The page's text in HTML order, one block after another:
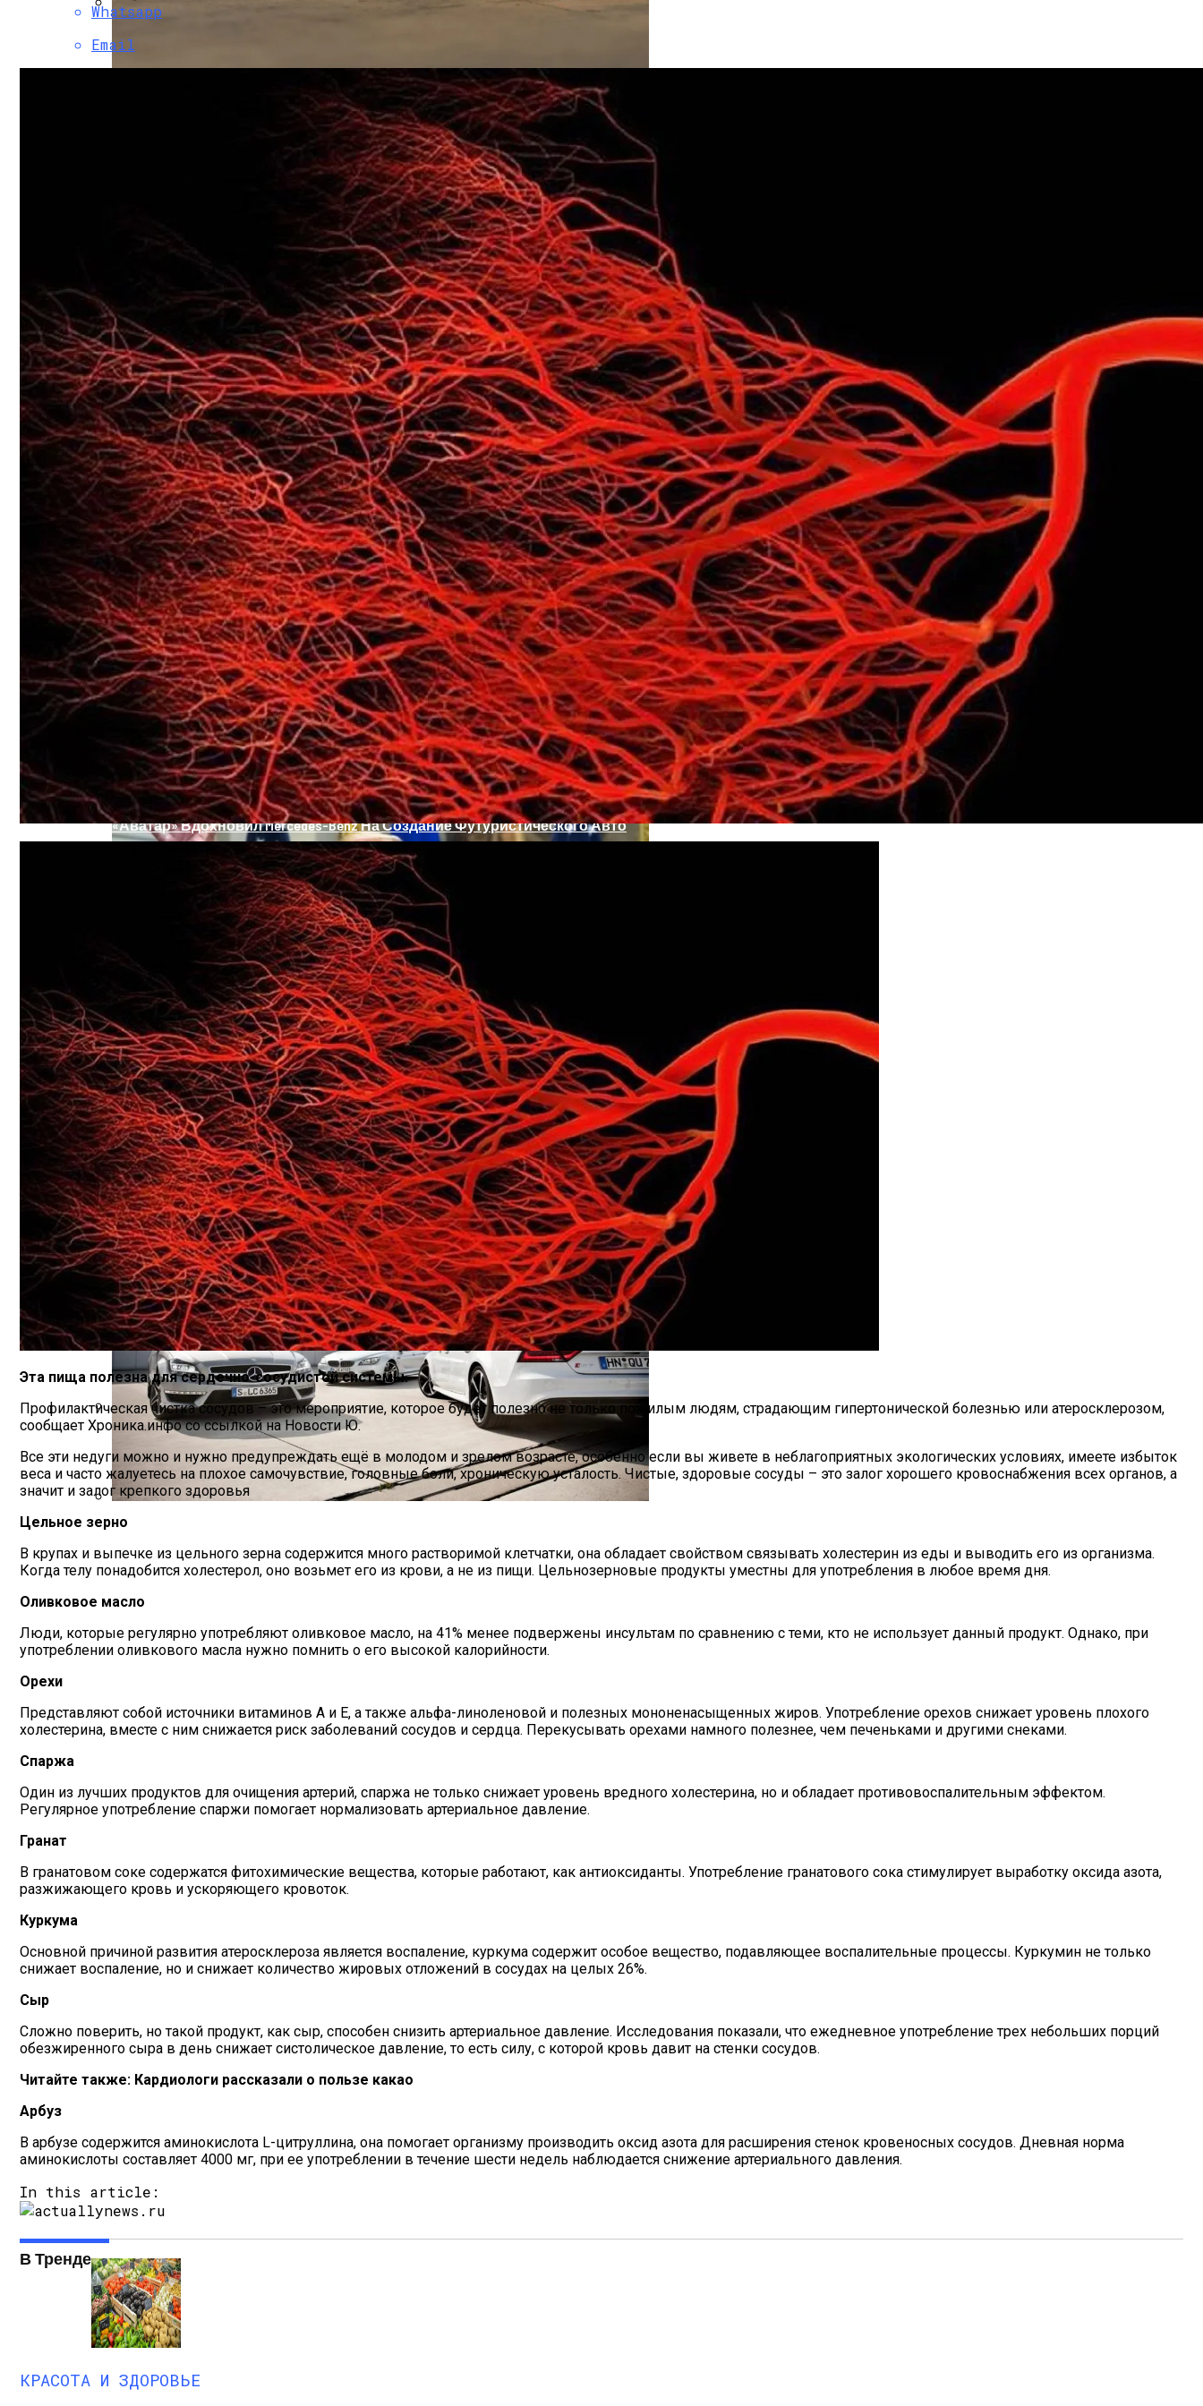
Врачи Рассказали О Невероятной Пользе Перца Чили
Почему Нужно Носить Солнцезащитные Очки Зимой: Ответ Врачей
Названы Продукты, Которые Помогут Очистить Организм После Праздников
Назван Продукты, Укрепляющие Кости
Женщине, Подкупавшей Избирателей, Грозит Тюрьма
Симоненко Пытается Снять Запрет На Деятельность КПУ
Названы Даты Встречи Зеленского И Трампа
Зеленский Летит На Встречу С Эрдоганом И Варфоломеем
В Украину Может Хлынуть Поток Дешевых Авто Из США: В Чем Подвох
Названы Автомобили, Владельцы Которых Чаще Всего Превышают Скорость
«Аватар» Вдохновил Mercedes-Benz На Создание Футуристического Авто
Топ-10 Самых Быстрых Серийных Автомобилей
Названы Подержанные Автомобили Из Европы, Которые Чаще Всего Покупают Украинцы
Whatsapp
Email
Эта пища полезна для сердечно-сосудистой системы.
Профилактическая чистка сосудов – это мероприятие, которое будет полезно не только пожилым людям, страдающим гипертонической болезнью или атеросклерозом,
сообщает Хроника.инфо со ссылкой на Новости Ю.
Все эти недуги можно и нужно предупреждать ещё в молодом и зрелом возрасте, особенно если вы живете в неблагоприятных экологических условиях, имеете избыток
веса и часто жалуетесь на плохое самочувствие, головные боли, хроническую усталость. Чистые, здоровые сосуды – это залог хорошего кровоснабжения всех органов, а
значит и залог крепкого здоровья
Цельное зерно
В крупах и выпечке из цельного зерна содержится много растворимой клетчатки, она обладает свойством связывать холестерин из еды и выводить его из организма.
Когда телу понадобится холестерол, оно возьмет его из крови, а не из пищи. Цельнозерновые продукты уместны для употребления в любое время дня.
Оливковое масло
Люди, которые регулярно употребляют оливковое масло, на 41% менее подвержены инсультам по сравнению с теми, кто не использует данный продукт. Однако, при
употреблении оливкового масла нужно помнить о его высокой калорийности.
Орехи
Представляют собой источники витаминов А и Е, а также альфа-линоленовой и полезных мононенасыщенных жиров. Употребление орехов снижает уровень плохого
холестерина, вместе с ним снижается риск заболеваний сосудов и сердца. Перекусывать орехами намного полезнее, чем печеньками и другими снеками.
Спаржа
Один из лучших продуктов для очищения артерий, спаржа не только снижает уровень вредного холестерина, но и обладает противовоспалительным эффектом.
Регулярное употребление спаржи помогает нормализовать артериальное давление.
Гранат
В гранатовом соке содержатся фитохимические вещества, которые работают, как антиоксиданты. Употребление гранатового сока стимулирует выработку оксида азота,
разжижающего кровь и ускоряющего кровоток.
Куркума
Основной причиной развития атеросклероза является воспаление, куркума содержит особое вещество, подавляющее воспалительные процессы. Куркумин не только
снижает воспаление, но и снижает количество жировых отложений в сосудах на целых 26%.
Сыр
Сложно поверить, но такой продукт, как сыр, способен снизить артериальное давление. Исследования показали, что ежедневное употребление трех небольших порций
обезжиренного сыра в день снижает систолическое давление, то есть силу, с которой кровь давит на стенки сосудов.
Читайте также: Кардиологи рассказали о пользе какао
Арбуз
В арбузе содержится аминокислота L-цитруллина, она помогает организму производить оксид азота для расширения стенок кровеносных сосудов. Дневная норма
аминокислоты составляет 4000 мг, при ее употреблении в течение шести недель наблюдается снижение артериального давления.
In this article:
В Тренде
КРАСОТА И ЗДОРОВЬЕ